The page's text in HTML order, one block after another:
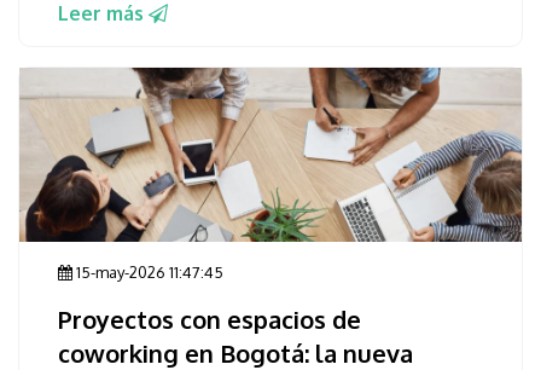
Leer más
15-may-2026 11:47:45
Proyectos con espacios de
coworking en Bogotá: la nueva